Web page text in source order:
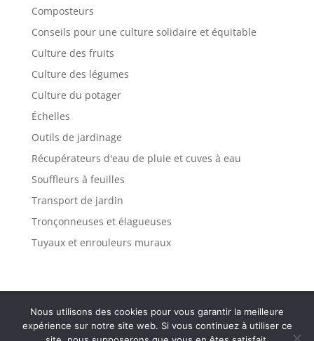
Composteurs
Conseils pour une culture solidaire et équitable
Culture des fruits
Culture des légumes
Culture du potager
Échelles
Outils de jardinage
Récupérateurs d'eau de pluie et cuves à eau
Souffleurs à feuilles
Transport de jardin
Tronçonneuses et élagueuses
Tuyaux et enrouleurs muraux
Politique de confidentialité
Mentions légales
Plan de site
Contact
Nous utilisons des cookies pour vous garantir la meilleure
expérience sur notre site web. Si vous continuez à utiliser ce